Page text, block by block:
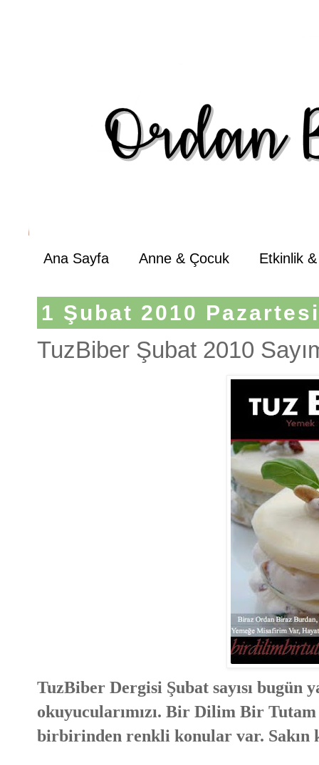
Ana Sayfa Anne & Çocuk Etkinlik
1 Şubat 2010
TuzBiber Şubat 2010
TuzBiber Dergisi Şubat sayısı bugün
okuyucularımızı. Bir Dilim Bir Tutam
birbirinden renkli konular var. Sakın